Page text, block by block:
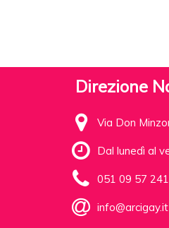
Direzione
Via Don
Dal lunedì al
051 09 57
info@arcigay.it